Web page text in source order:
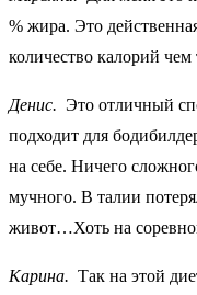
% жира. Это
количество калорий чем
Денис. Это отличный
подходит для
на себе. Ничего
мучного. В талии
живот…Хоть на
Карина. Так на этой